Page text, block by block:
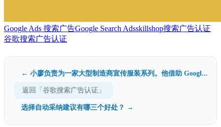
Google Ads 搜索广告Google Search Adsskillshop搜索广告认证
谷歌搜索广告认证
← 小廖负责为一家大型制造商宣传服装系列。他借助 Googl...
返回「谷歌搜索广告认证」
选择自动采纳建议有哪三个好处？ →